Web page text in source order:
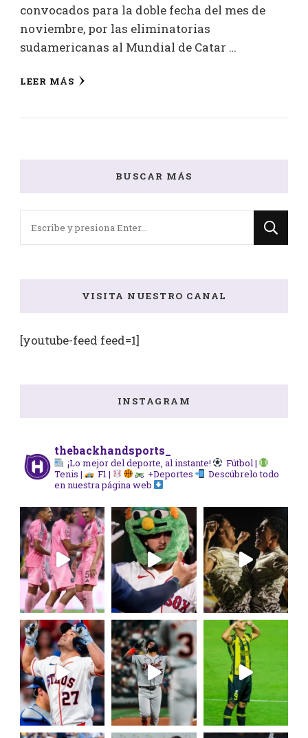
convocados para la doble fecha del mes de
noviembre, por las eliminatorias
sudamericanas al Mundial de Catar …
LEER MÁS
BUSCAR MÁS
VISITA NUESTRO CANAL
[youtube-feed feed=1]
INSTAGRAM
thebackhandsports_
¡Lo mejor del deporte, al instante!
Fútbol |
Tenis |
F1 | +Deportes
Descúbrelo todo
en nuestra página web